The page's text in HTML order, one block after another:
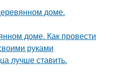
доме.
доме. Как провести
руками
лучше ставить.